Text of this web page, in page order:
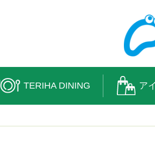
TERIHA DINING ア